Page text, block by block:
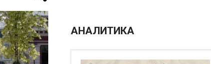
АНАЛИТИКА